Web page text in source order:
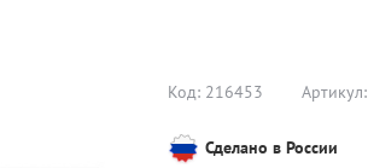
Код: 216453 Артикул:
Сделано в России